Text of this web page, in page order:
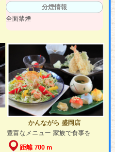
分煙情報
全面禁煙
かんながら 盛岡店
豊富なメニュー 家族で食事を
距離 700 m